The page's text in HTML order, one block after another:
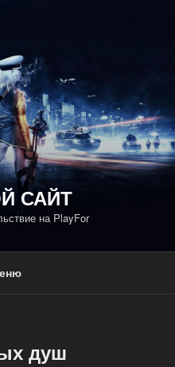
САЙТ
на PlayFor
душ